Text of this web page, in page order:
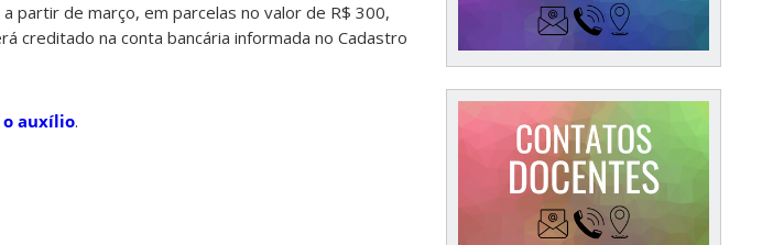
partir de março, em parcelas no valor de R$ 300,
creditado na conta bancária informada no Cadastro
o auxílio.